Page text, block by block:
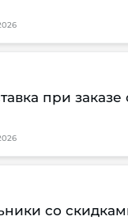
при заказе
со